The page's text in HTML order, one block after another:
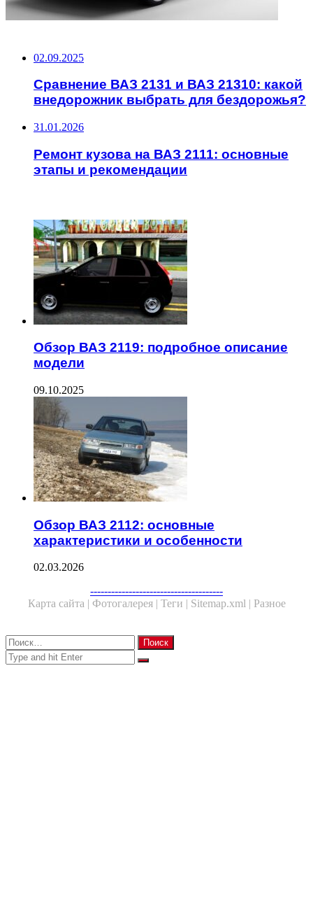
02.09.2025
Сравнение ВАЗ 2131 и ВАЗ 21310: какой
внедорожник выбрать для бездорожья?
31.01.2026
Ремонт кузова на ВАЗ 2111: основные
этапы и рекомендации
Обзор ВАЗ 2119: подробное описание
модели
09.10.2025
Обзор ВАЗ 2112: основные
характеристики и особенности
02.03.2026
--------------------------------------
Карта сайта | Фотогалерея | Теги | Sitemap.xml | Разное
Close
Найти:
Close
Search